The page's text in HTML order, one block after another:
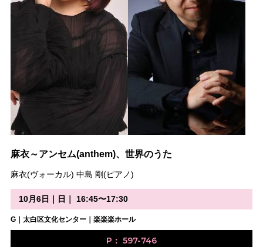
麻衣～アンセム(anthem)、世界のうた
麻衣(ヴォーカル) 中島 剛(ピアノ)
10月6日｜日｜ 16:45〜17:30
G｜太白区文化センター｜楽楽楽ホール
P： 597-746